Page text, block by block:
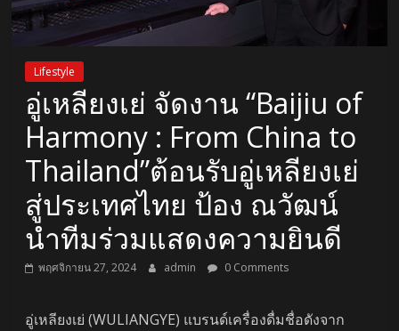
Lifestyle
อู่เหลียงเย่ จัดงาน “Baijiu of
Harmony : From China to
Thailand”ต้อนรับอู่เหลียงเย่
สู่ประเทศไทย ป้อง ณวัฒน์
นำทีมร่วมแสดงความยินดี
พฤศจิกายน 27, 2024 admin 0 Comments
อู่เหลียงเย่ (WULIANGYE) แบรนด์เครื่องดื่มชื่อดังจาก